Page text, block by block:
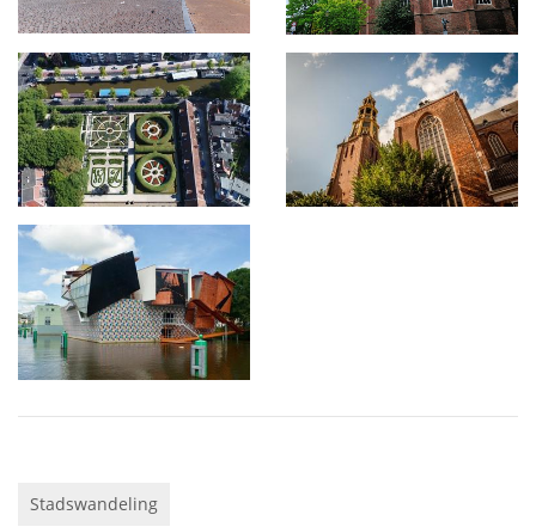
Stadswandeling